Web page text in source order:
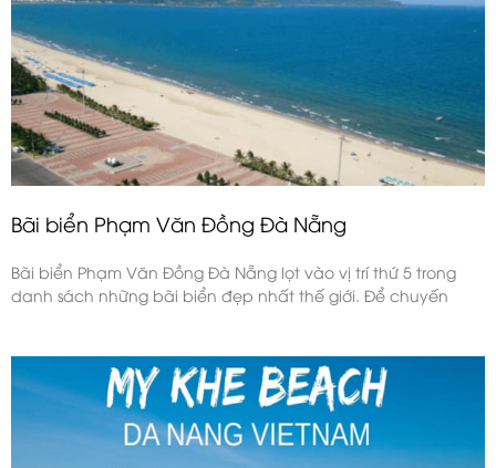
Bãi biển Phạm Văn Đồng Đà Nẵng
Bãi biển Phạm Văn Đồng Đà Nẵng lọt vào vị trí thứ 5 trong
danh sách những bãi biển đẹp nhất thế giới. Để chuyến